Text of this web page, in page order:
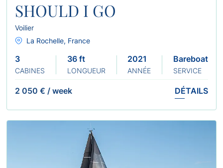
SHOULD I GO
Voilier
La Rochelle, France
3
CABINES
36 ft
LONGUEUR
2021
ANNÉE
Bareboat
SERVICE
2 050 € / week DÉTAILS